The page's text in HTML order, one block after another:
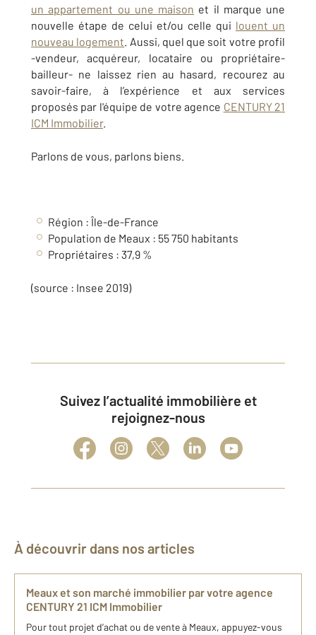
un appartement ou une maison et il marque une
nouvelle étape de celui et/ou celle qui louent un
nouveau logement. Aussi, quel que soit votre profil
-vendeur, acquéreur, locataire ou propriétaire-
bailleur- ne laissez rien au hasard, recourez au
savoir-faire, à l’expérience et aux services
proposés par l'équipe de votreagence CENTURY 21
ICM Immobilier.
Parlons de vous, parlons biens.
Région : Île-de-France
Population de Meaux : 55 750 habitants
Propriétaires : 37,9 %
(source : Insee 2019)
Suivez l’actualité immobilière et
rejoignez-nous
À découvrir dans nos articles
Meaux et son marché immobilier par votre agence
CENTURY 21 ICM Immobilier
Pour tout projet d’achat ou de vente à Meaux, appuyez-vous